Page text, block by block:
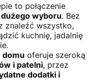
to połączenie
wyboru. Bez
znaleźć wszystko,
kuchnię, jadalnię
domu oferuje szeroką
i patelni, przez
dodatki i